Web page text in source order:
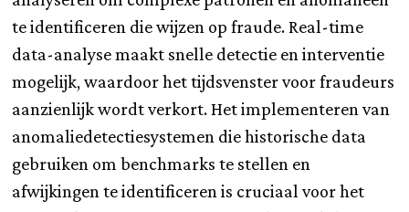
te identificeren die wijzen op fraude. Real-time
data-analyse maakt snelle detectie en interventie
mogelijk, waardoor het tijdsvenster voor fraudeurs
aanzienlijk wordt verkort. Het implementeren van
anomaliedetectiesystemen die historische data
gebruiken om benchmarks te stellen en
afwijkingen te identificeren is cruciaal voor het